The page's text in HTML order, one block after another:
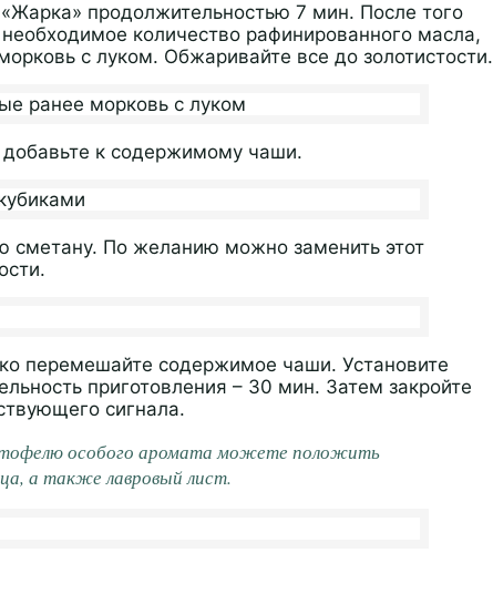
продолжительностью 7 мин. После того
количество рафинированного масла,
с луком. Обжаривайте все до золотистости.
к содержимому чаши.
сметану. По желанию можно заменить этот
перемешайте содержимое чаши. Установите
приготовления – 30 мин. Затем закройте
сигнала.
особого аромата можете положить
а также лавровый лист.